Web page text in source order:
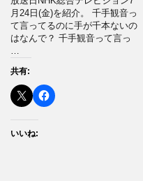
月24日(金)を紹介。 千手観音っ
て言ってるのに手が千本ないの
はなんで？ 千手観音って言っ
…
共有:
いいね: